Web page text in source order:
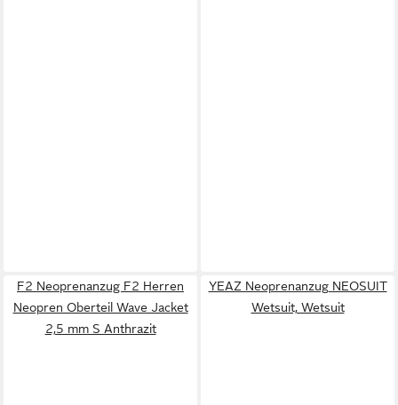
F2 Neoprenanzug F2 Herren
Neopren Oberteil Wave Jacket
2,5 mm S Anthrazit
YEAZ Neoprenanzug NEOSUIT
Wetsuit, Wetsuit